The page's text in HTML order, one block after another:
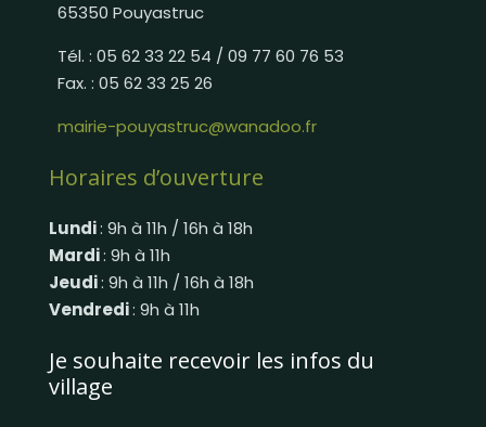
65350 Pouyastruc
Tél. : 05 62 33 22 54 / 09 77 60 76 53
Fax. : 05 62 33 25 26
mairie-pouyastruc@wanadoo.fr
Horaires d’ouverture
Lundi: 9h à 11h / 16h à 18h
Mardi: 9h à 11h
Jeudi: 9h à 11h / 16h à 18h
Vendredi: 9h à 11h
Je souhaite recevoir les infos du
village